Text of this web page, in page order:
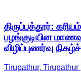
திருப்பத்தூர்:
பழங்குடியின
விழிப்புணர்வு
Tirupathur,